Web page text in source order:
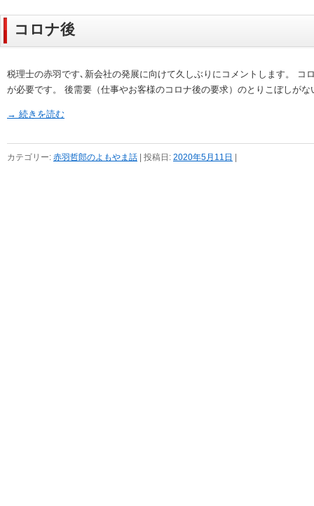
コロナ後
税理士の赤羽です､新会社の発展に向けて久しぶりにコメントします。 コ
が必要です。 後需要（仕事やお客様のコロナ後の要求）のとりこぼしが
→ 続きを読む
カテゴリー: 赤羽哲郎のよもやま話 | 投稿日: 2020年5月11日